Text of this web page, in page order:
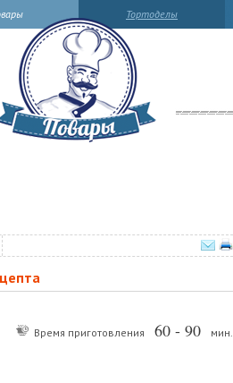
Тортоделы
Время приготовления 60 - 90 мин.